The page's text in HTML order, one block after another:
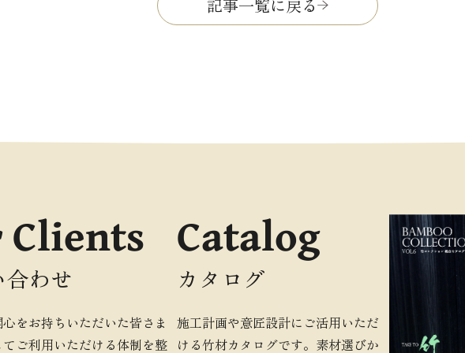
記事一覧に戻る
Clients
わせ
をお持ちいただいた皆さま
ご利用いただける体制を整
Catalog
カタログ
施工計画や意匠設計にご活用いただ
ける竹材カタログです。素材選びか